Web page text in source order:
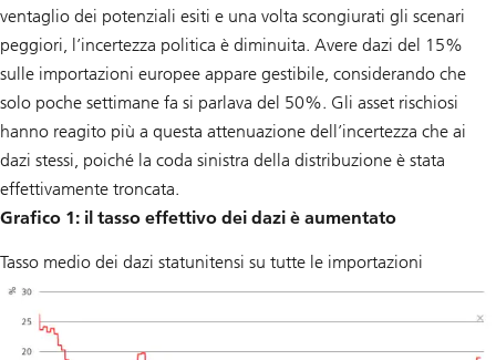
ventaglio dei potenziali esiti e una volta scongiurati gli scenari
peggiori, l’incertezza politica è diminuita. Avere dazi del 15%
sulle importazioni europee appare gestibile, considerando che
solo poche settimane fa si parlava del 50%. Gli asset rischiosi
hanno reagito più a questa attenuazione dell’incertezza che ai
dazi stessi, poiché la coda sinistra della distribuzione è stata
effettivamente troncata.
Grafico 1: il tasso effettivo dei dazi è aumentato
Tasso medio dei dazi statunitensi su tutte le importazioni